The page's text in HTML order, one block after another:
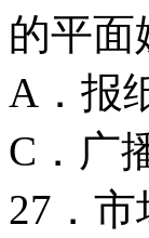
的平
A
C
27．